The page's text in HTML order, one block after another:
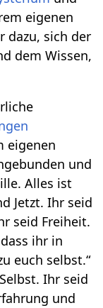
eigenen
dazu, sich der
dem Wissen,
eigenen
und
Alles ist
Jetzt. Ihr seid
seid Freiheit.
ihr in
euch selbst.“
Ihr seid
und